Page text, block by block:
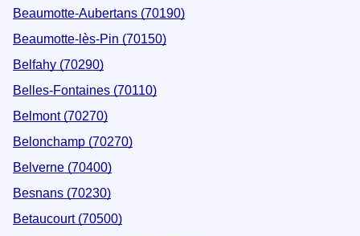
Beaumotte-Aubertans (70190)
Beaumotte-lès-Pin (70150)
Belfahy (70290)
Belles-Fontaines (70110)
Belmont (70270)
Belonchamp (70270)
Belverne (70400)
Besnans (70230)
Betaucourt (70500)